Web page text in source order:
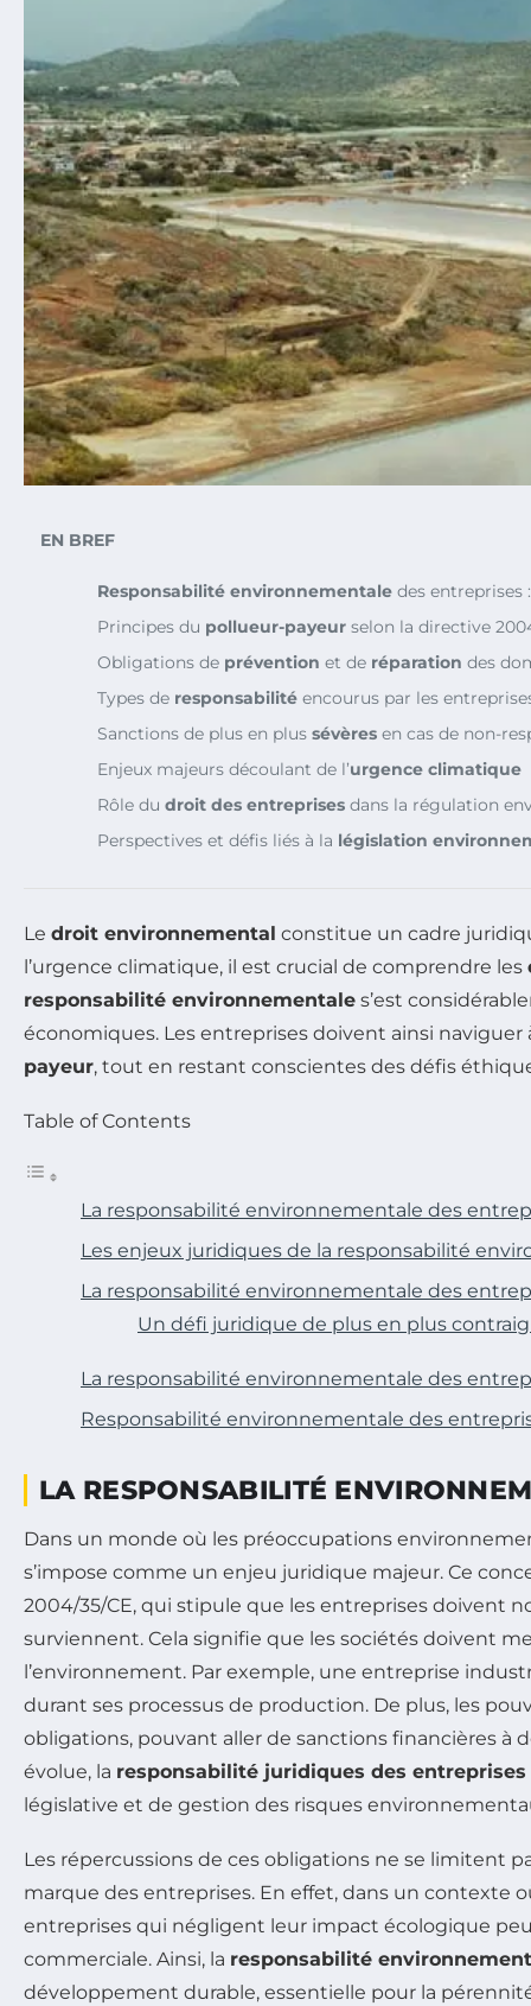
EN BREF
Responsabilité environnementale des entreprises
Principes du pollueur-payeur selon la directive
Obligations de prévention et de réparation des
Types de responsabilité encourus par les
Sanctions de plus en plus sévères en cas de non-
Enjeux majeurs découlant de l’urgence climatique
Rôle du droit des entreprises dans la régulation
Perspectives et défis liés à la législation
Le droit environnemental constitue un cadre
l’urgence climatique, il est crucial de comprendre les
responsabilité environnementale s’est
économiques. Les entreprises doivent ainsi
payeur, tout en restant conscientes des défis
Table of Contents
La responsabilité environnementale des
Les enjeux juridiques de la responsabilité
La responsabilité environnementale des
Un défi juridique de plus en plus
La responsabilité environnementale des
Responsabilité environnementale des
LA RESPONSABILITÉ
Dans un monde où les préoccupations
s’impose comme un enjeu juridique majeur. Ce
2004/35/CE, qui stipule que les entreprises doivent
surviennent. Cela signifie que les sociétés doivent
l’environnement. Par exemple, une entreprise
durant ses processus de production. De plus, les
obligations, pouvant aller de sanctions financières à
évolue, la responsabilité juridiques des entreprises
législative et de gestion des risques
Les répercussions de ces obligations ne se limitent
marque des entreprises. En effet, dans un contexte
entreprises qui négligent leur impact écologique
commerciale. Ainsi, la responsabilité
développement durable, essentielle pour la